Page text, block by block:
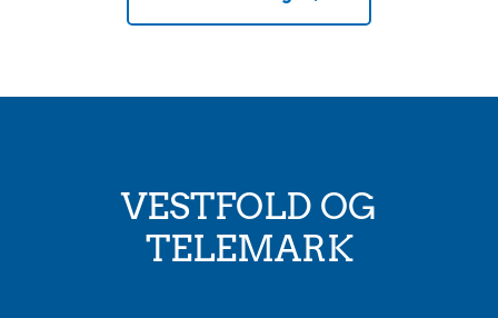
VESTFOLD OG
TELEMARK